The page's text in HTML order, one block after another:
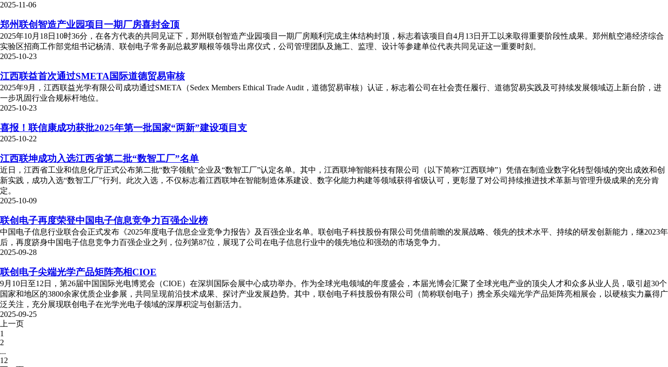
2025-11-06
郑州联创智造产业园项目一期厂房喜封金顶
2025年10月18日10时36分，在各方代表的共同见证下，郑州联创智造产业园项目一期厂房顺利完成主体结构封顶，标志着该项目自4月13日开工以来取得重要阶段性成果。郑州航空港经济综合
实验区招商工作部党组书记杨清、联创电子常务副总裁罗顺根等领导出席仪式，公司管理团队及施工、监理、设计等参建单位代表共同见证这一重要时刻。
2025-10-23
江西联益首次通过SMETA国际道德贸易审核
2025年9月，江西联益光学有限公司成功通过SMETA（Sedex Members Ethical Trade Audit，道德贸易审核）认证，标志着公司在社会责任履行、道德贸易实践及可持续发展领域迈上新台阶，进
一步巩固行业合规标杆地位。
2025-10-23
喜报！联信康成功获批2025年第一批国家“两新”建设项目支
2025-10-22
江西联坤成功入选江西省第二批“数智工厂”名单
近日，江西省工业和信息化厅正式公布第二批“数字领航”企业及“数智工厂”认定名单。其中，江西联坤智能科技有限公司（以下简称“江西联坤”）凭借在制造业数字化转型领域的突出成效和创
新实践，成功入选“数智工厂”行列。此次入选，不仅标志着江西联坤在智能制造体系建设、数字化能力构建等领域获得省级认可，更彰显了对公司持续推进技术革新与管理升级成果的充分肯
定。
2025-10-09
联创电子再度荣登中国电子信息竞争力百强企业榜
中国电子信息行业联合会正式发布《2025年度电子信息企业竞争力报告》及百强企业名单。联创电子科技股份有限公司凭借前瞻的发展战略、领先的技术水平、持续的研发创新能力，继2023年
后，再度跻身中国电子信息竞争力百强企业之列，位列第87位，展现了公司在电子信息行业中的领先地位和强劲的市场竞争力。
2025-09-28
联创电子尖端光学产品矩阵亮相CIOE
9月10日至12日，第26届中国国际光电博览会（CIOE）在深圳国际会展中心成功举办。作为全球光电领域的年度盛会，本届光博会汇聚了全球光电产业的顶尖人才和众多从业人员，吸引超30个
国家和地区的3800余家优质企业参展，共同呈现前沿技术成果、探讨产业发展趋势。其中，联创电子科技股份有限公司（简称联创电子）携全系尖端光学产品矩阵亮相展会，以硬核实力赢得广
泛关注，充分展现联创电子在光学光电子领域的深厚积淀与创新活力。
2025-09-25
上一页
1
2
...
12